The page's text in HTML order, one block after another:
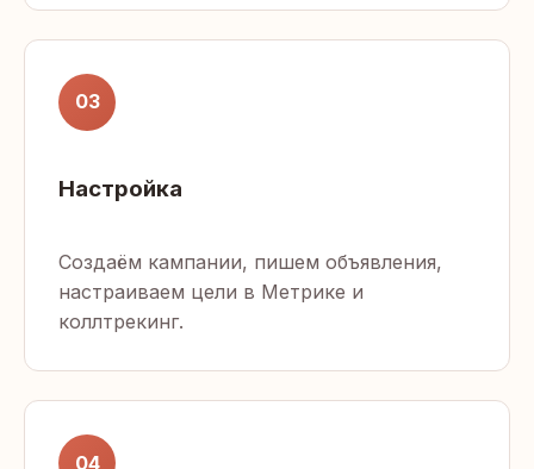
03
Настройка
Создаём кампании, пишем объявления,
настраиваем цели в Метрике и
коллтрекинг.
04